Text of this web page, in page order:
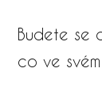
Budete se
co ve